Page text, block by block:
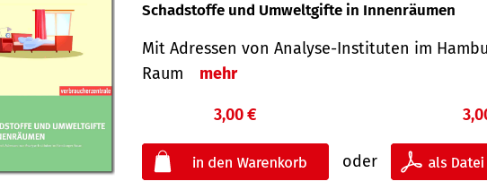
Schadstoffe und Umweltgifte in Innenräumen
Mit Adressen von Analyse-Insti­tuten im
Raum
mehr
3,00 €
oder